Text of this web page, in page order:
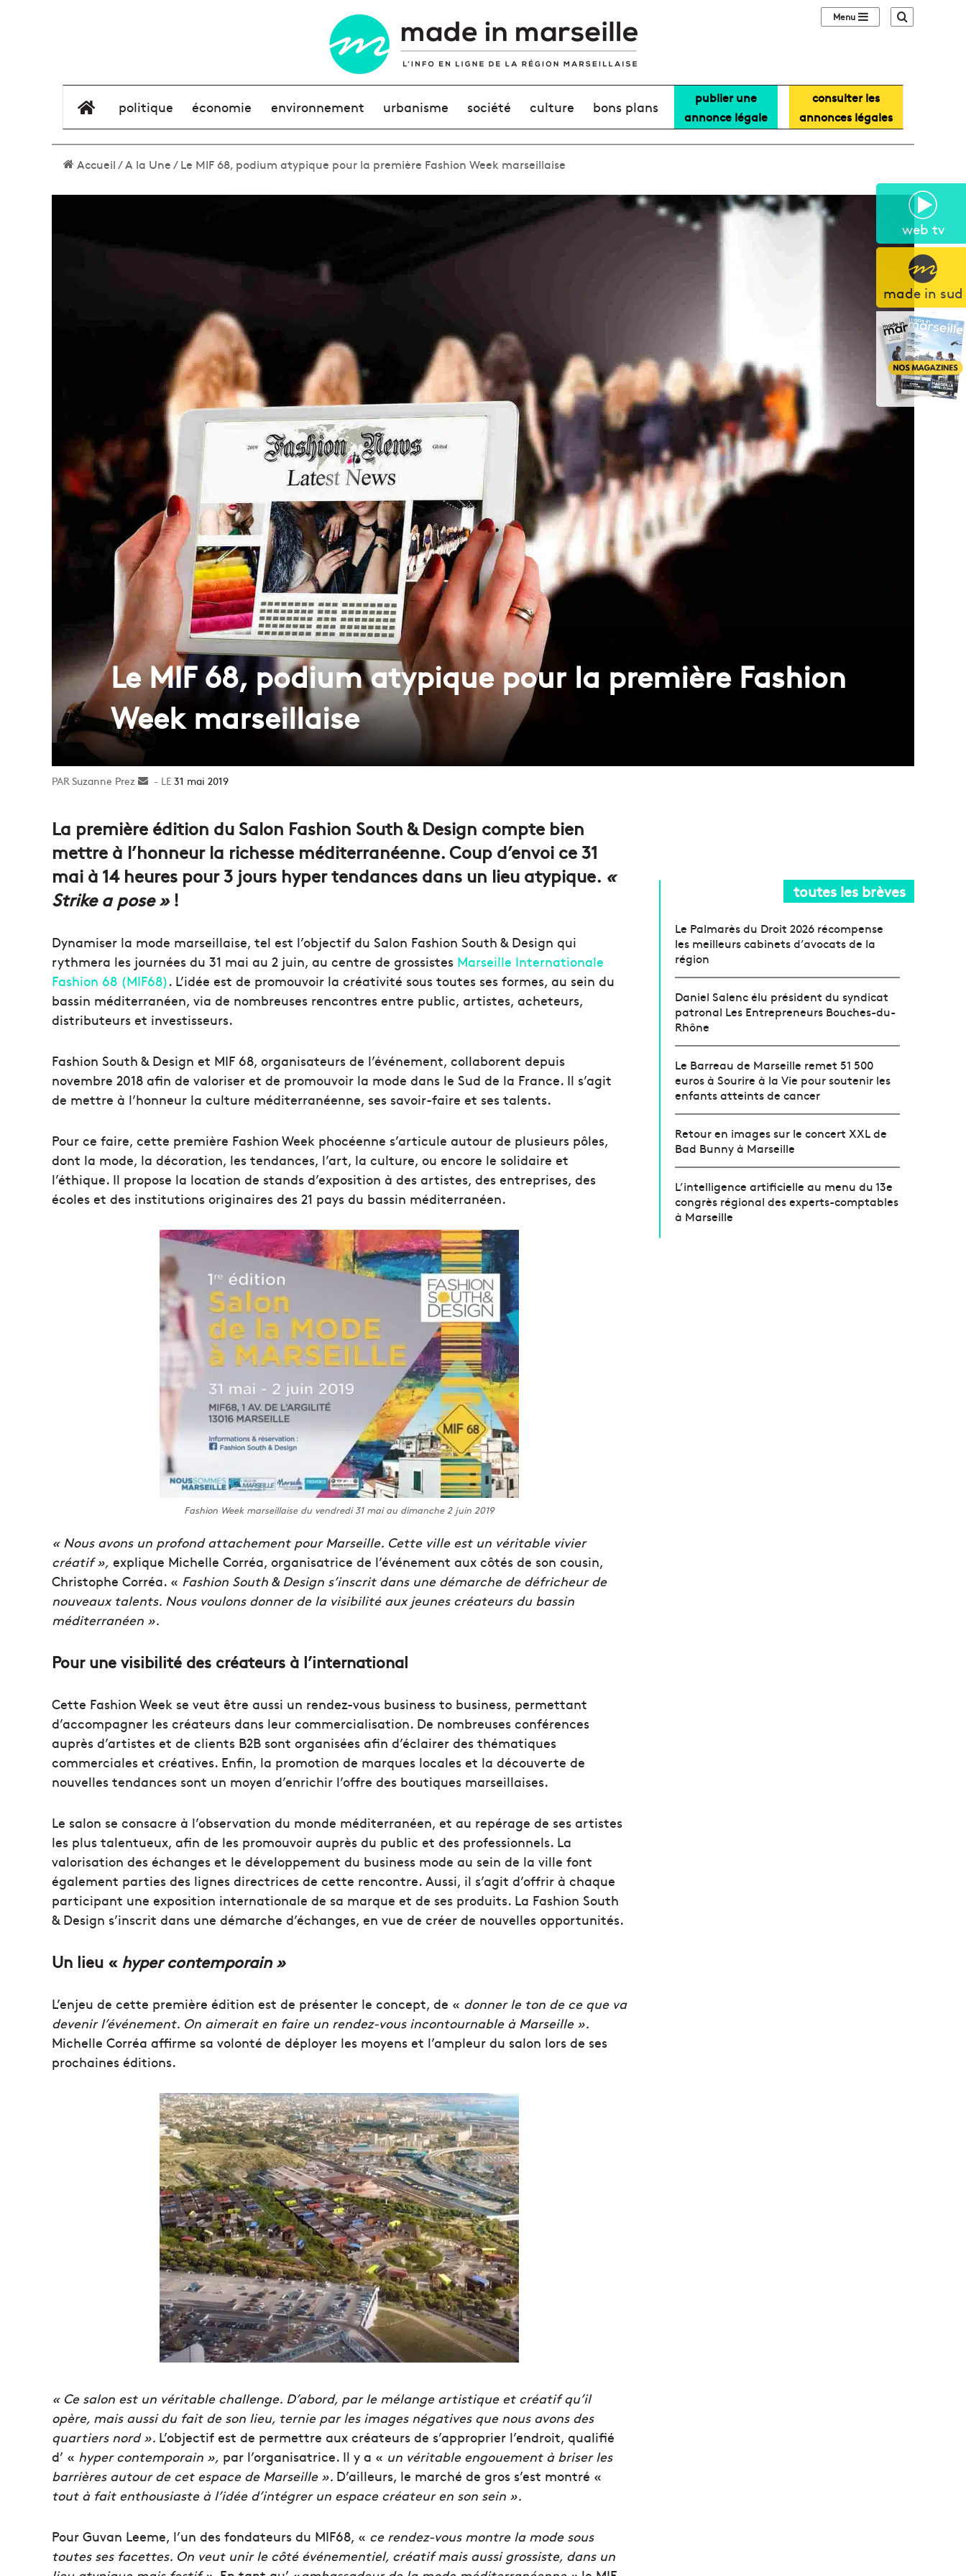
web tv
made in sud
Sidebar (barre
élément de menu
politique économie environnement urbanisme société culture bons plans
publier une
annonce légale
consulter les
annonces légales
Accueil/A la Une/Le MIF 68, podium atypique pour la première Fashion Week marseillaise
Le MIF 68, podium atypique pour la première Fashion
Week marseillaise
Suzanne Prez
Envoyer31 mai 2019
La première édition du Salon Fashion South & Design compte bien
mettre à l’honneur la richesse méditerranéenne. Coup d’envoi ce 31
mai à 14 heures pour 3 jours hyper tendances dans un lieu atypique. «
Strike a pose »!
Dynamiser la mode marseillaise, tel est l’objectif du Salon Fashion South & Design qui
rythmera les journées du 31 mai au 2 juin, au centre de grossistes Marseille Internationale
Fashion 68 (MIF68). L’idée est de promouvoir la créativité sous toutes ses formes, au sein du
bassin méditerranéen, via de nombreuses rencontres entre public, artistes, acheteurs,
distributeurs et investisseurs.
Fashion South & Design et MIF 68, organisateurs de l’événement, collaborent depuis
novembre 2018 afin de valoriser et de promouvoir la mode dans le Sud de la France. Il s’agit
de mettre à l’honneur la culture méditerranéenne, ses savoir-faire et ses talents.
Pour ce faire, cette première Fashion Week phocéenne s’articule autour de plusieurs pôles,
dont la mode, la décoration, les tendances, l’art, la culture, ou encore le solidaire et
l’éthique. Il propose la location de stands d’exposition à des artistes, des entreprises, des
écoles et des institutions originaires des 21 pays du bassin méditerranéen.
Fashion Week marseillaise du vendredi 31 mai au dimanche 2 juin 2019
« Nous avons un profond attachement pour Marseille. Cette ville est un véritable vivier
créatif », explique Michelle Corréa, organisatrice de l’événement aux côtés de son cousin,
Christophe Corréa. « Fashion South & Design s’inscrit dans une démarche de défricheur de
nouveaux talents. Nous voulons donner de la visibilité aux jeunes créateurs du bassin
méditerranéen ».
Pour une visibilité des créateurs à l’international
Cette Fashion Week se veut être aussi un rendez-vous business to business, permettant
d’accompagner les créateurs dans leur commercialisation. De nombreuses conférences
auprès d’artistes et de clients B2B sont organisées afin d’éclairer des thématiques
commerciales et créatives. Enfin, la promotion de marques locales et la découverte de
nouvelles tendances sont un moyen d’enrichir l’offre des boutiques marseillaises.
Le salon se consacre à l’observation du monde méditerranéen, et au repérage de ses artistes
les plus talentueux, afin de les promouvoir auprès du public et des professionnels. La
valorisation des échanges et le développement du business mode au sein de la ville font
également parties des lignes directrices de cette rencontre. Aussi, il s’agit d’offrir à chaque
participant une exposition internationale de sa marque et de ses produits. La Fashion South
& Design s’inscrit dans une démarche d’échanges, en vue de créer de nouvelles opportunités.
Un lieu « hyper contemporain »
L’enjeu de cette première édition est de présenter le concept, de « donner le ton de ce que va
devenir l’événement. On aimerait en faire un rendez-vous incontournable à Marseille ».
Michelle Corréa affirme sa volonté de déployer les moyens et l’ampleur du salon lors de ses
prochaines éditions.
« Ce salon est un véritable challenge. D’abord, par le mélange artistique et créatif qu’il
opère, mais aussi du fait de son lieu, ternie par les images négatives que nous avons des
quartiers nord ». L’objectif est de permettre aux créateurs de s’approprier l’endroit, qualifié
d’ « hyper contemporain », par l’organisatrice. Il y a « un véritable engouement à briser les
barrières autour de cet espace de Marseille ». D’ailleurs, le marché de gros s’est montré «
tout à fait enthousiaste à l’idée d’intégrer un espace créateur en son sein ».
Pour Guvan Leeme, l’un des fondateurs du MIF68, « ce rendez-vous montre la mode sous
toutes ses facettes. On veut unir le côté événementiel, créatif mais aussi grossiste, dans un
toutes les brèves
Le Palmarès du Droit 2026 récompense
les meilleurs cabinets d’avocats de la
région
Daniel Salenc élu président du syndicat
patronal Les Entrepreneurs Bouches-du-
Rhône
Le Barreau de Marseille remet 51 500
euros à Sourire à la Vie pour soutenir les
enfants atteints de cancer
Retour en images sur le concert XXL de
Bad Bunny à Marseille
L’intelligence artificielle au menu du 13e
congrès régional des experts-comptables
à Marseille